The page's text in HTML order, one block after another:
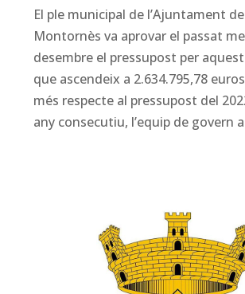
El ple municipal de l’Ajuntament
Montornès va aprovar el passat
desembre el pressupost per
que ascendeix a 2.634.795,78
més respecte al pressupost del
any consecutiu, l’equip de govern